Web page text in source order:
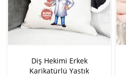
Diş Hekimi Erkek
Karikatürlü Yastık